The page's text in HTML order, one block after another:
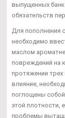
выпущенных
обязательств
Для пополнения
необходимо
маслом
повреждений на
протяжении трех
влияние,
поглощены
этой плотности,
проблемы